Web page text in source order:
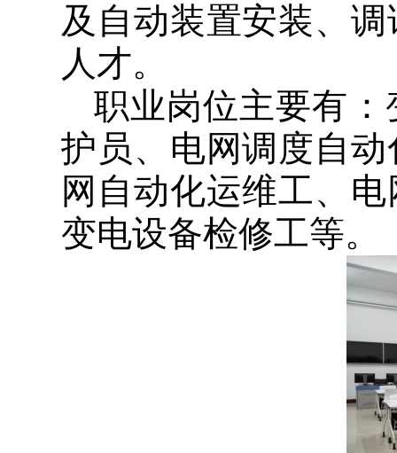
及自动装置安装、
人才。
职业岗位主要有
护员、电网调度自
网自动化运维工、
变电设备检修工等。